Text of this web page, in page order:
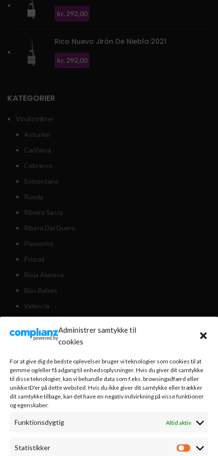
Administrer samtykke til
cookies
For at give dig de bedste oplevelser bruger vi teknologier som cookies til at
gemme og/eller få adgang til enhedsoplysninger. Hvis du giver dit samtykke
til disse teknologier, kan vi behandle data som f.eks. browsingadfærd eller
unikke ID'er på dette websted. Hvis du ikke giver dit samtykke eller trækker
dit samtykke tilbage, kan det have en negativ indvirkning på visse funktioner
og egenskaber.
Funktionsdygtig Altid aktiv
Statistikker
kr. 292,00
Rico Nuevo Jirón De Niebla 2021
kr. 292,00
KATEGORIER
Vindistrikter
Asturien
Cariñena
Cebreros
Somontano
Rueda
Ribeira Sacra
Ribera Del Duero
Piemonte
Priorat
Rioja Alavesa
Rias Baixas
Valencia
Weinviertel Østrig
KUNDESERVICE
Om os
Nyhedsbrev
Handelsbetingelser